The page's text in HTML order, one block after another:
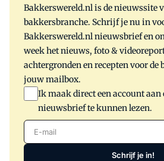
Bakkerswereld.nl is de nieuwssite
bakkersbranche. Schrijf je nu in
Bakkerswereld.nl nieuwsbrief en
week het nieuws, foto &
achtergronden en recepten voor
jouw mailbox.
Ik maak direct een account
nieuwsbrief te kunnen lezen.
E-mail
Schrijf je in!